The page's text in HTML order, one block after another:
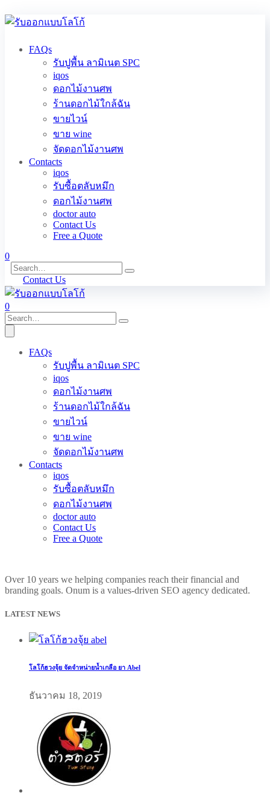
FAQs
รับปูพื้น ลามิเนต SPC
iqos
ดอกไม้งานศพ
ร้านดอกไม้ใกล้ฉัน
ขายไวน์
ขาย wine
จัดดอกไม้งานศพ
Contacts
iqos
รับซื้อตลับหมึก
ดอกไม้งานศพ
doctor auto
Contact Us
Free a Quote
0
Contact Us
0
FAQs
รับปูพื้น ลามิเนต SPC
iqos
ดอกไม้งานศพ
ร้านดอกไม้ใกล้ฉัน
ขายไวน์
ขาย wine
จัดดอกไม้งานศพ
Contacts
iqos
รับซื้อตลับหมึก
ดอกไม้งานศพ
doctor auto
Contact Us
Free a Quote
Over 10 years we helping companies reach their financial and
branding goals. Onum is a values-driven SEO agency dedicated.
LATEST NEWS
โลโก้ฮวงจุ้ย จัดจำหน่ายน้ำเกลือ ยา Abel
ธันวาคม 18, 2019